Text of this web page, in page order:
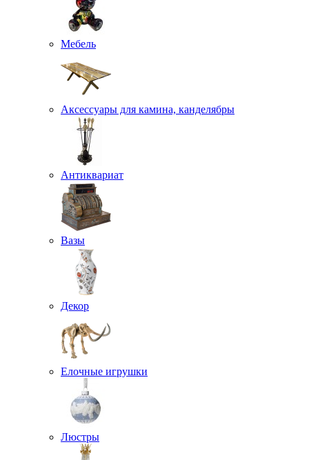
Мебель
Аксессуары для камина, канделябры
Антиквариат
Вазы
Декор
Елочные игрушки
Люстры